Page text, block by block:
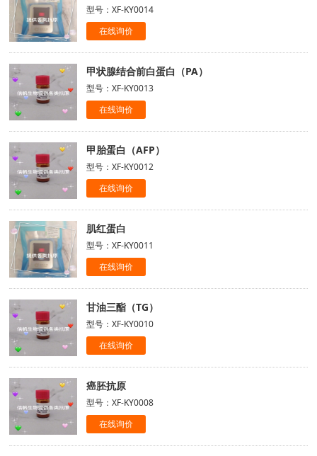
型号：XF-KY0014
在线询价
甲状腺结合前白蛋白（PA）
型号：XF-KY0013
在线询价
甲胎蛋白（AFP）
型号：XF-KY0012
在线询价
肌红蛋白
型号：XF-KY0011
在线询价
甘油三酯（TG）
型号：XF-KY0010
在线询价
癌胚抗原
型号：XF-KY0008
在线询价